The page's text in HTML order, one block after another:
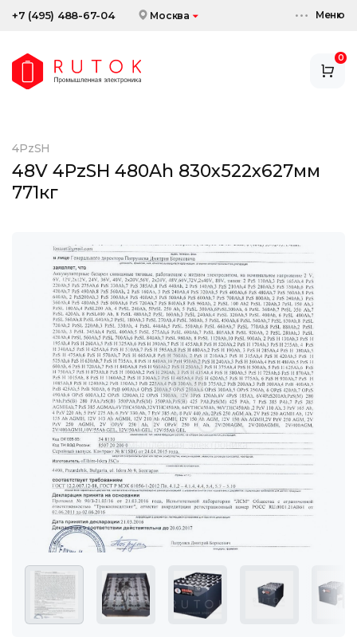
+7 (495) 488-67-04 Москва Меню
0
АККУМУЛЯТОРЫ
СКИДКИ И АКЦИИ
4PzSH
48V 4PzSH 480Ah 830x522x627мм
771кг